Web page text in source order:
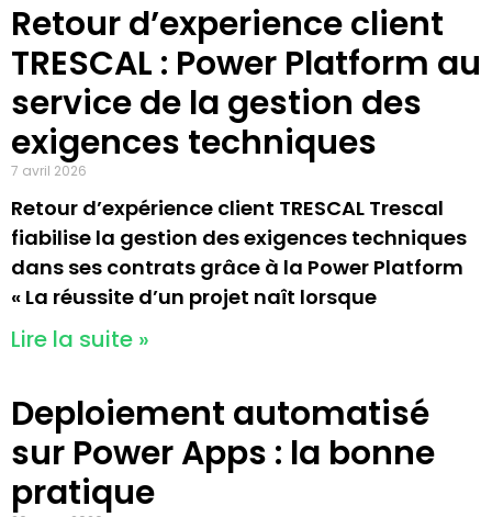
Retour d’experience client
TRESCAL : Power Platform au
service de la gestion des
exigences techniques
7 avril 2026
Retour d’expérience client TRESCAL Trescal
fiabilise la gestion des exigences techniques
dans ses contrats grâce à la Power Platform
« La réussite d’un projet naît lorsque
Lire la suite »
Deploiement automatisé
sur Power Apps : la bonne
pratique